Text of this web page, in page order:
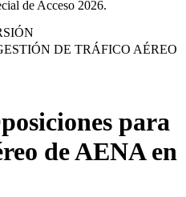
de Acceso 2026.
DE TRÁFICO AÉREO
para
de AENAen